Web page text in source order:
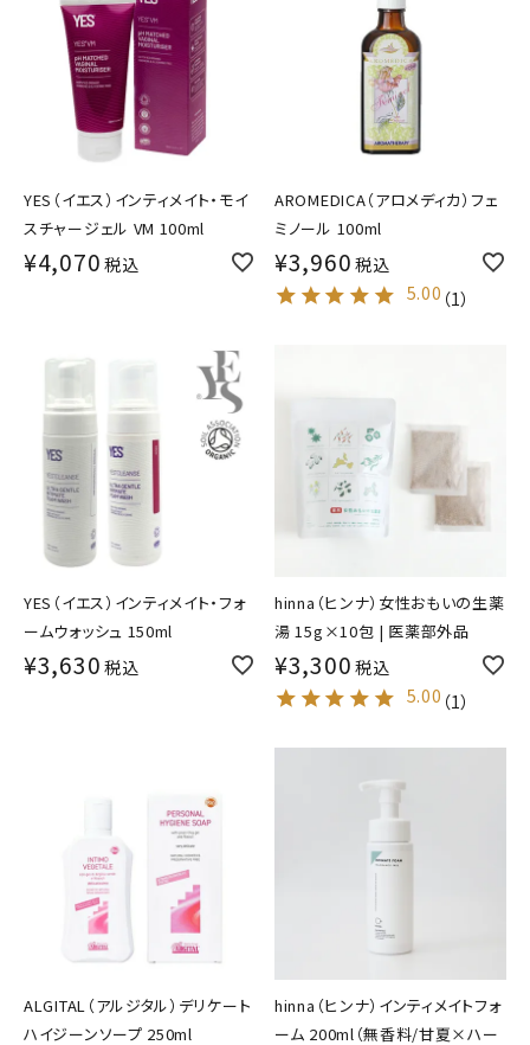
YES（イエス）インティメイト・モイ
スチャージェル VM 100ml
¥4,070 税込
AROMEDICA（アロメディカ）フェ
ミノール 100ml
¥3,960 税込
5.00 （1）
YES（イエス）インティメイト・フォ
ームウォッシュ 150ml
¥3,630 税込
hinna（ヒンナ）女性おもいの生薬
湯 15g×10包 | 医薬部外品
¥3,300 税込
5.00 （1）
ALGITAL（アルジタル）デリケート
ハイジーンソープ 250ml
hinna（ヒンナ）インティメイトフォ
ーム 200ml（無香料/甘夏×ハー